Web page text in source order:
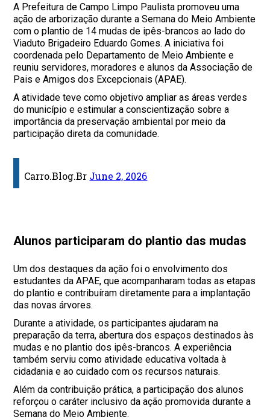
A Prefeitura de Campo Limpo Paulista promoveu uma
ação de arborização durante a Semana do Meio Ambiente
com o plantio de 14 mudas de ipês-brancos ao lado do
Viaduto Brigadeiro Eduardo Gomes. A iniciativa foi
coordenada pelo Departamento de Meio Ambiente e
reuniu servidores, moradores e alunos da Associação de
Pais e Amigos dos Excepcionais (APAE).
A atividade teve como objetivo ampliar as áreas verdes
do município e estimular a conscientização sobre a
importância da preservação ambiental por meio da
participação direta da comunidade.
Carro.Blog.Br June 2, 2026
Alunos participaram do plantio das mudas
Um dos destaques da ação foi o envolvimento dos
estudantes da APAE, que acompanharam todas as etapas
do plantio e contribuíram diretamente para a implantação
das novas árvores.
Durante a atividade, os participantes ajudaram na
preparação da terra, abertura dos espaços destinados às
mudas e no plantio dos ipês-brancos. A experiência
também serviu como atividade educativa voltada à
cidadania e ao cuidado com os recursos naturais.
Além da contribuição prática, a participação dos alunos
reforçou o caráter inclusivo da ação promovida durante a
Semana do Meio Ambiente.